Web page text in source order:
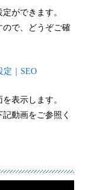
ができます。
ので、どうぞご確
定｜SEO
表示します。
動画をご参照く